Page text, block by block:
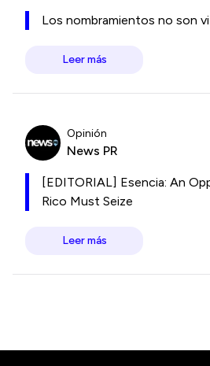
Los nombramientos no son
Leer más
Opinión
News PR
[EDITORIAL] Esencia: An
Rico Must Seize
Leer más